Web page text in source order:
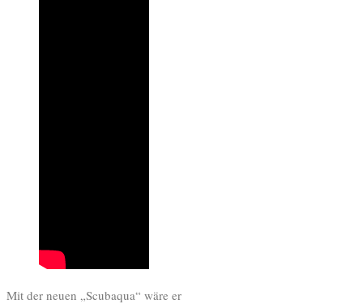
Mit der neuen „Scubaqua“ wäre er